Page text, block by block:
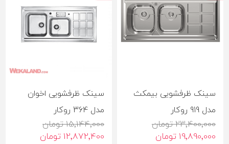
سینک ظرفشویی بیمکث
مدل 919 روکار
23٬400٬000 تومان
19٬890٬000 تومان
سینک ظرفشویی اخوان
مدل 364 روکار
15٬144٬000 تومان
12٬872٬400 تومان